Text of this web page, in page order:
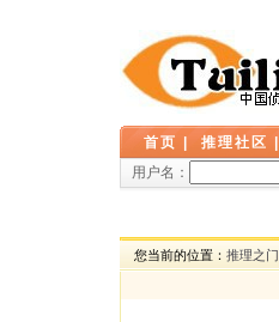
首页 推理社区
用户名：
您当前的位置： 推理之门